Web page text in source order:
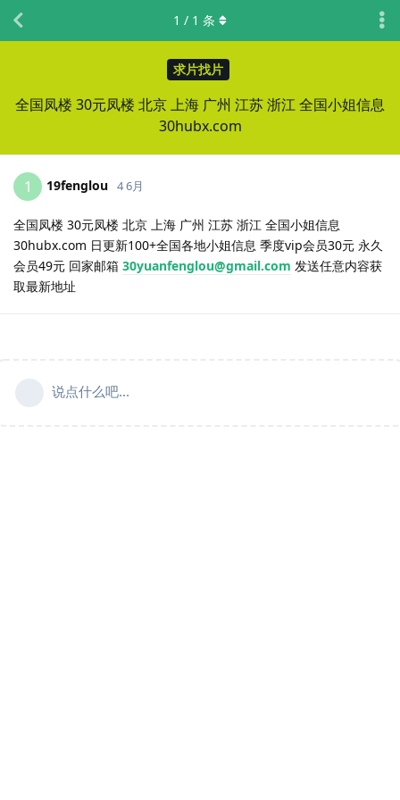
求片找片
全国凤楼 30元凤楼 北京 上海 广州 江苏 浙江 全国小姐信息
30hubx.com
1 / 1 条
1 19fenglou 4 6月
全国凤楼 30元凤楼 北京 上海 广州 江苏 浙江 全国小姐信息
30hubx.com 日更新100+全国各地小姐信息 季度vip会员30元 永久
会员49元 回家邮箱 30yuanfenglou@gmail.com 发送任意内容获
取最新地址
说点什么吧...